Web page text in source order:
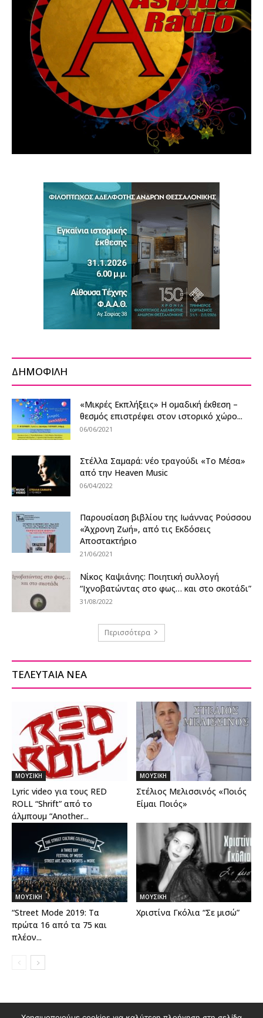
ΔΗΜΟΦΙΛΗ
«Μικρές Εκπλήξεις» Η ομαδική έκθεση –
θεσμός επιστρέφει στον ιστορικό χώρο...
06/06/2021
Στέλλα Σαμαρά: νέο τραγούδι «Το Μέσα»
από την Heaven Music
06/04/2022
Παρουσίαση βιβλίου της Ιωάννας Ρούσσου
«Άχρονη Ζωή», από τις Εκδόσεις
Αποστακτήριο
21/06/2021
Νίκος Καψιάνης: Ποιητική συλλογή
“Ιχνοβατώντας στο φως… και στο σκοτάδι”
31/08/2022
Περισσότερα
ΤΕΛΕΥΤΑΙΑ ΝΕΑ
ΜΟΥΣΙΚΗ
Lyric video για τους RED
ROLL “Shrift” από το
άλμπουμ “Another...
ΜΟΥΣΙΚΗ
Στέλιος Μελισσινός «Ποιός
Eίμαι Ποιός»
ΜΟΥΣΙΚΗ
“Street Mode 2019: Τα
πρώτα 16 από τα 75 και
πλέον...
ΜΟΥΣΙΚΗ
Χριστίνα Γκόλια “Σε μισώ”